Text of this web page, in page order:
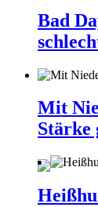
Bad
Mit
Stärke